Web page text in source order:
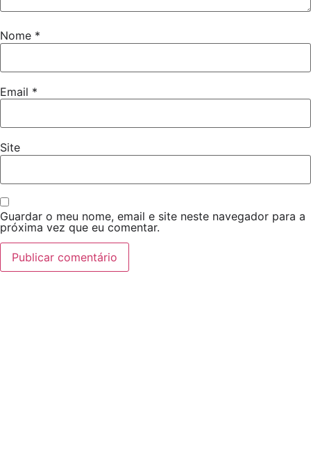
Nome *
Email *
Site
Guardar o meu nome, email e site neste navegador para a
próxima vez que eu comentar.